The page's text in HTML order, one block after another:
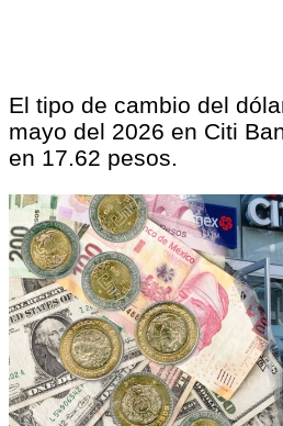
El tipo de cambio del
mayo del 2026 en Citi
en 17.62 pesos.